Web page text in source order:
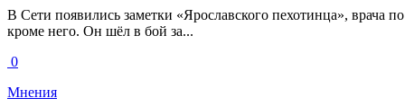
В Сети появились заметки «Ярославского пехотинца», врача
кроме него. Он шёл в бой за...
0
Мнения